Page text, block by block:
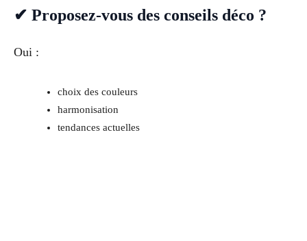
✔ Proposez-vous des conseils déco ?
Oui :
choix des couleurs
harmonisation
tendances actuelles